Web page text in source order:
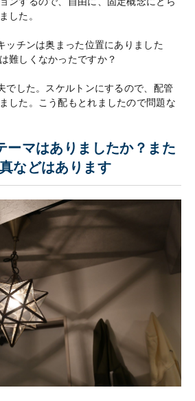
した。
ッチンは奥まった位置にありました
難しくなかったですか？
でした。スケルトンにするので、配管
した。こう配もとれましたので問題な
ーマはありましたか？また
などはあります